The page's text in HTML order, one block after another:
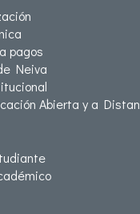
pagos
Neiva
Abierta y a